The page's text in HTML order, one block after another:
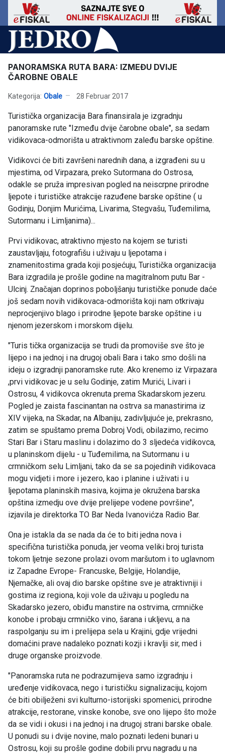
PANORAMSKA RUTA BARA: IZMEĐU DVIJE
ČAROBNE OBALE
Kategorija: Obale 28 Februar 2017
Turistička organizacija Bara finansirala je izgradnju
panoramske rute "Između dvije čarobne obale", sa sedam
vidikovaca-odmorišta u atraktivnom zaleđu barske opštine.
Vidikovci će biti završeni narednih dana, a izgrađeni su u
mjestima, od Virpazara, preko Sutormana do Ostrosa,
odakle se pruža impresivan pogled na neiscrpne prirodne
ljepote i turističke atrakcije razuđene barske opštine ( u
Godinju, Donjim Murićima, Livarima, Stegvašu, Tuđemilima,
Sutormanu i Limljanima)...
Prvi vidikovac, atraktivno mjesto na kojem se turisti
zaustavljaju, fotografišu i uživaju u ljepotama i
znamenitostima grada koji posjećuju, Turistička organizacija
Bara izgradila je prošle godine na magitralnom putu Bar -
Ulcinj. Značajan doprinos poboljšanju turističke ponude daće
još sedam novih vidikovaca-odmorišta koji nam otkrivaju
neprocjenjivo blago i prirodne ljepote barske opštine i u
njenom jezerskom i morskom dijelu.
"Turis tička organizacija se trudi da promoviše sve što je
lijepo i na jednoj i na drugoj obali Bara i tako smo došli na
ideju o izgradnji panoramske rute. Ako krenemo iz Virpazara
,prvi vidikovac je u selu Godinje, zatim Murići, Livari i
Ostrosu, 4 vidikovca okrenuta prema Skadarskom jezeru.
Pogled je zaista fascinantan na ostrva sa manastirima iz
XIV vijeka, na Skadar, na Albaniju, zadivljujuće je, prekrasno,
zatim se spuštamo prema Dobroj Vodi, obilazimo, recimo
Stari Bar i Staru maslinu i dolazimo do 3 sljedeća vidikovca,
u planinskom dijelu - u Tuđemilima, na Sutormanu i u
crmničkom selu Limljani, tako da se sa pojedinih vidikovaca
mogu vidjeti i more i jezero, kao i planine i uživati i u
ljepotama planinskih masiva, kojima je okružena barska
opština izmedju ove dvije prelijepe vodene površine",
izjavila je direktorka TO Bar Neda Ivanovićza Radio Bar.
Ona je istakla da se nada da će to biti jedna nova i
specifična turistička ponuda, jer veoma veliki broj turista
tokom ljetnje sezone prolazi ovom maršutom i to uglavnom
iz Zapadne Evrope- Francuske, Belgije, Holandije,
Njemačke, ali ovaj dio barske opštine sve je atraktivniji i
gostima iz regiona, koji vole da uživaju u pogledu na
Skadarsko jezero, obiđu manstire na ostrvima, crmničke
konobe i probaju crmničko vino, šarana i ukljevu, a na
raspolganju su im i prelijepa sela u Krajini, gdje vrijedni
domaćini prave nadaleko poznati kozji i kravlji sir, med i
druge organske proizvode.
"Panoramska ruta ne podrazumijeva samo izgradnju i
uređenje vidikovaca, nego i turističku signalizaciju, kojom
će biti obilježeni svi kulturno-istorijski spomenici, prirodne
atrakcije, restorane, vinske konobe, sve ono lijepo što može
da se vidi i okusi i na jednoj i na drugoj strani barske obale.
U ponudi su i dvije novine, malo poznati ledeni bunari u
Ostrosu, koji su prošle godine dobili prvu nagradu u na